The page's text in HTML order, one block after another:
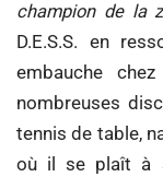
champion de la
D.E.S.S. en
embauche
nombreuses
tennis de table,
où il se plaît à